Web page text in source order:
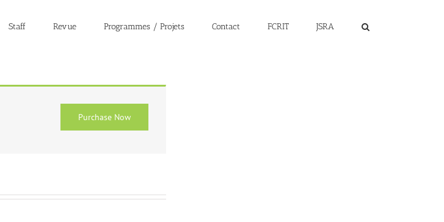
Staff Revue Programmes / Projets Contact FCRIT JSRA
Purchase Now